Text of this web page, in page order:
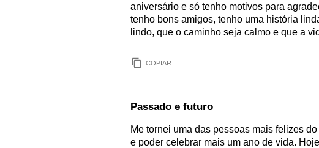
aniversário e só tenho motivos para
tenho bons amigos, tenho uma história
lindo, que o caminho seja calmo e que a
COPIAR
Passado e futuro
Me tornei uma das pessoas mais felizes
e poder celebrar mais um ano de vida.